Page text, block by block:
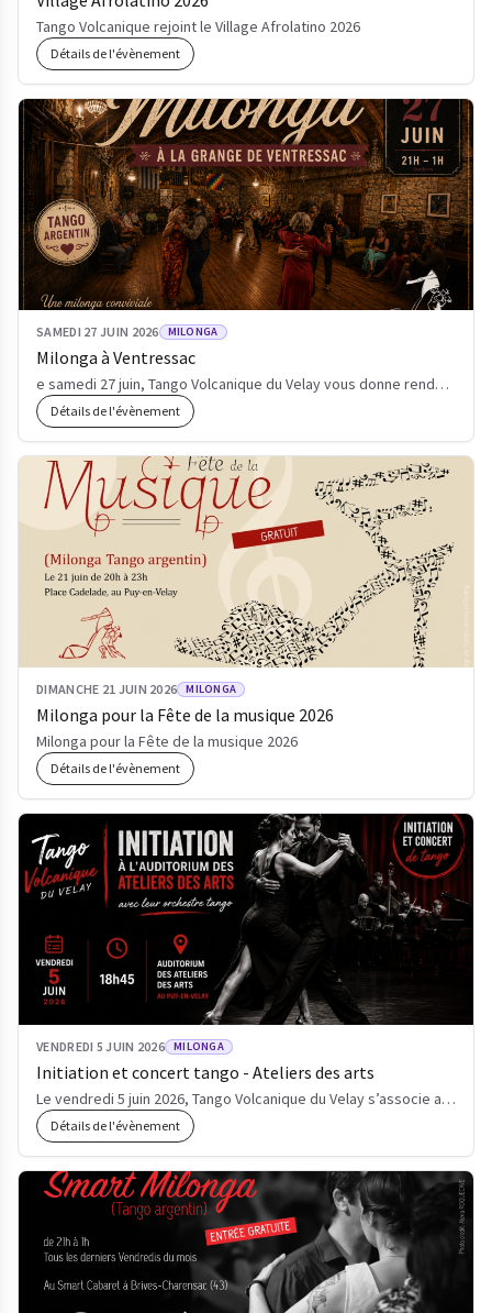
Tango Volcanique rejoint le Village Afrolatino 2026
Détails de l'évènement
SAMEDI 27 JUIN 2026 MILONGA
Milonga à Ventressac
e samedi 27 juin, Tango Volcanique du Velay vous donne rendez-vous à la Grange de Ventressac
Détails de l'évènement
DIMANCHE 21 JUIN 2026 MILONGA
Milonga pour la Fête de la musique 2026
Milonga pour la Fête de la musique 2026
Détails de l'évènement
VENDREDI 5 JUIN 2026 MILONGA
Initiation et concert tango - Ateliers des arts
Le vendredi 5 juin 2026, Tango Volcanique du Velay s’associe aux Ateliers des Arts du Puy-en-Velay p…
Détails de l'évènement